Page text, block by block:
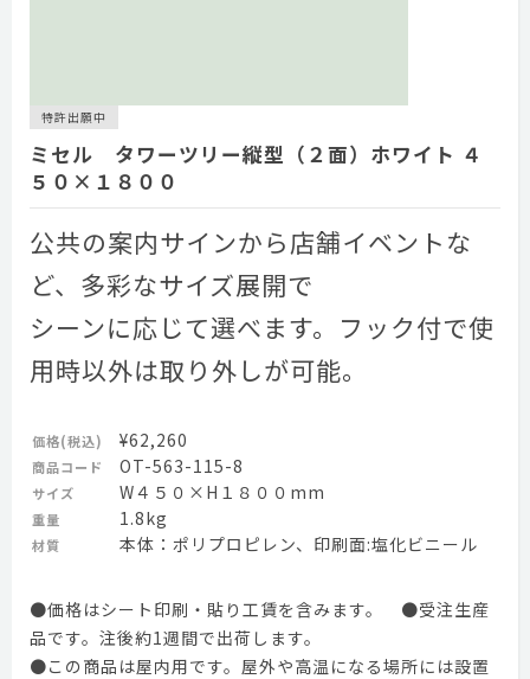
特許出願中
ミセル タワーツリー縦型（２面）ホワイト ４
５０×１８００
公共の案内サインから店舗イベントな
ど、多彩なサイズ展開で
シーンに応じて選べます。フック付で使
用時以外は取り外しが可能。
価格(税込) ¥62,260
商品コード OT-563-115-8
サイズ W４５０×H１８００mm
重量 1.8kg
材質 本体：ポリプロピレン、印刷面:塩化ビニール
●価格はシート印刷・貼り工賃を含みます。 ●受注生産
品です。注後約1週間で出荷します。
●この商品は屋内用です。屋外や高温になる場所には設置